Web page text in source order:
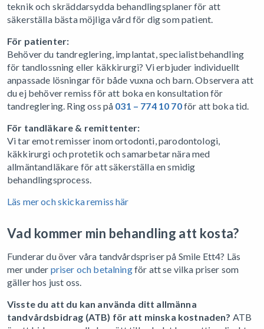
teknik och skräddarsydda behandlingsplaner för att
säkerställa bästa möjliga vård för dig som patient.
För patienter:
Behöver du tandreglering, implantat, specialistbehandling
för tandlossning eller käkkirurgi? Vi erbjuder individuellt
anpassade lösningar för både vuxna och barn. Observera att
du ej behöver remiss för att boka en konsultation för
tandreglering. Ring oss på 031 – 774 10 70för att boka tid.
För tandläkare & remittenter:
Vi tar emot remisser inom ortodonti, parodontologi,
käkkirurgi och protetik och samarbetar nära med
allmäntandläkare för att säkerställa en smidig
behandlingsprocess.
Läs mer och skicka remiss här
Vad kommer min behandling att kosta?
Funderar du över våra tandvårdspriser på Smile Ett4? Läs
mer under priser och betalningför att se vilka priser som
gäller hos just oss.
Visste du att du kan använda ditt allmänna
tandvårdsbidrag (ATB) för att minska kostnaden? ATB